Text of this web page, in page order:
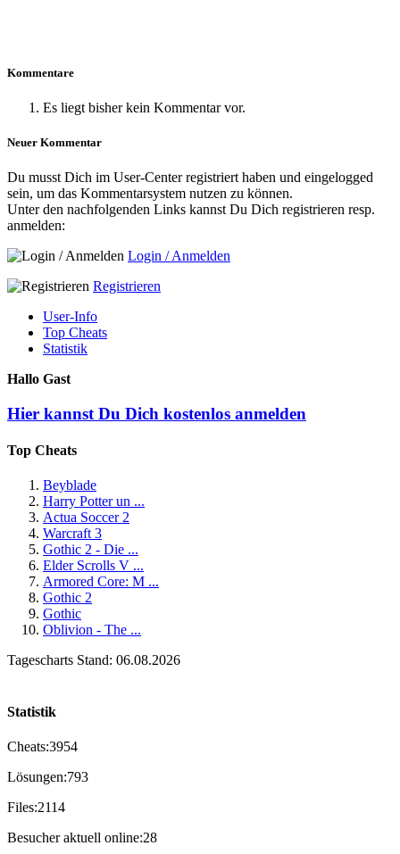
Kommentare
Es liegt bisher kein Kommentar vor.
Neuer Kommentar
Du musst Dich im User-Center registriert haben und eingelogged
sein, um das Kommentarsystem nutzen zu können.
Unter den nachfolgenden Links kannst Du Dich registrieren resp.
anmelden:
Login / Anmelden
Registrieren
User-Info
Top Cheats
Statistik
Hallo Gast
Hier kannst Du Dich kostenlos anmelden
Top Cheats
Beyblade
Harry Potter un ...
Actua Soccer 2
Warcraft 3
Gothic 2 - Die ...
Elder Scrolls V ...
Armored Core: M ...
Gothic 2
Gothic
Oblivion - The ...
Tagescharts Stand: 06.08.2026
Statistik
Cheats:3954
Lösungen:793
Files:2114
Besucher aktuell online:28